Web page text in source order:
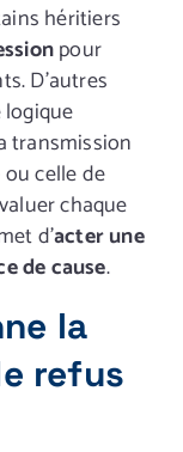
héritiers
pour
D’autres
transmission
celle de
chaque
d’acter une
de cause.
la
refus